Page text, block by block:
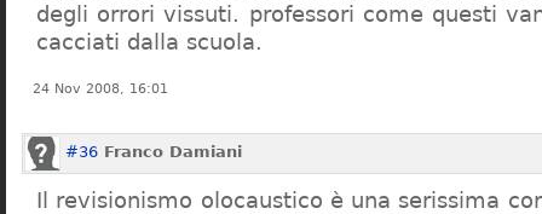
degli orrori vissuti. professori come questi
cacciati dalla scuola.
24 Nov 2008, 16:01
#36 Franco Damiani
Il revisionismo olocaustico è una serissima